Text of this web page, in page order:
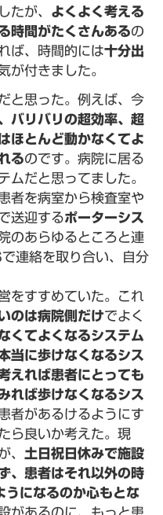
たが、 よくよく考える
時間がたくさんあるの
ば、時間的には十分出
が付きました。
と思った。例えば、今
バリバリの超効率、超
ほとんど動かなくてよ
るのです。病院に居る
ムだと思ってました。
者を病室から検査室や
送迎するポーターシス
のあらゆるところと連
連絡を取り合い、自分
をすすめていた。これ
のは病院側だけでよく
くてよくなるシステム
当に歩けなくなるシス
えれば患者にとっても
れば歩けなくなるシス
者があるけるようにす
ら良いか考えた。現
、 土日祝日休みで施設
、患者はそれ以外の時
になるのか心もとな
があるのに、もっと患